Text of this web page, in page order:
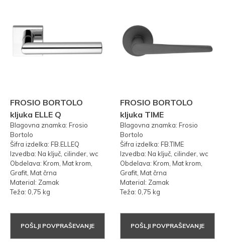
FROSIO BORTOLO
kljuka ELLE Q
Blagovna znamka: Frosio
Bortolo
Šifra izdelka: FB.ELLEQ
Izvedba: Na ključ, cilinder, wc
Obdelava: Krom, Mat krom,
Grafit, Mat črna
Material: Zamak
Teža: 0,75 kg
POŠLJI POVPRAŠEVANJE
FROSIO BORTOLO
kljuka TIME
Blagovna znamka: Frosio
Bortolo
Šifra izdelka: FB.TIME
Izvedba: Na ključ, cilinder, wc
Obdelava: Krom, Mat krom,
Grafit, Mat črna
Material: Zamak
Teža: 0,75 kg
POŠLJI POVPRAŠEVANJE